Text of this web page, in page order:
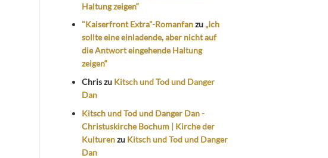
Haltung zeigen“
"Kaiserfront Extra"-Romanfanzu „Ich
sollte eine einladende, aber nicht auf
die Antwort eingehende Haltung
zeigen“
Chriszu Kitsch und Tod und Danger
Dan
Kitsch und Tod und Danger Dan -
Christuskirche Bochum | Kirche der
Kulturenzu Kitsch und Tod und Danger
Dan